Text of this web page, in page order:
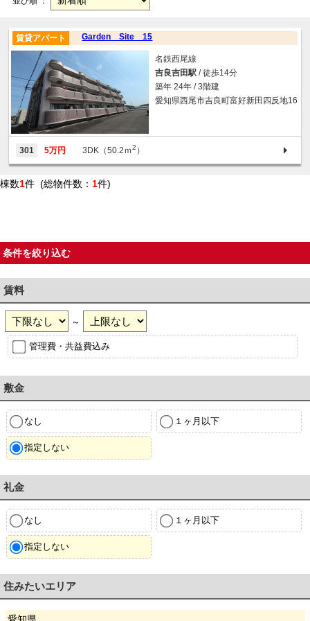
Garden Site 15
賃貸アパート
名鉄西尾線
吉良吉田駅 / 徒歩14分
築年 24年 / 3階建
愛知県西尾市吉良町富好新田四反地16
301 5万円 3DK（50.2ｍ2 ）
棟数1件 (総物件数： 1件)
条件を絞り込む
賃料
～
管理費・共益費込み
敷金
なし １ヶ月以下
指定しない
礼金
なし １ヶ月以下
指定しない
住みたいエリア
愛知県